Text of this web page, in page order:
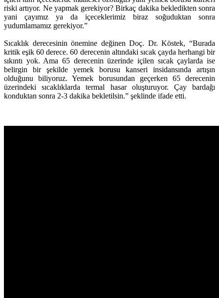
riski artıyor. Ne yapmak gerekiyor? Birkaç dakika bekledikten sonra
yani çayımız ya da içeceklerimiz biraz soğuduktan sonra
yudumlamamız gerekiyor.”
Sıcaklık derecesinin önemine değinen Doç. Dr. Köstek, “Burada
kritik eşik 60 derece. 60 derecenin altındaki sıcak çayda herhangi bir
sıkıntı yok. Ama 65 derecenin üzerinde içilen sıcak çaylarda ise
belirgin bir şekilde yemek borusu kanseri insidansında artışın
olduğunu biliyoruz. Yemek borusundan geçerken 65 derecenin
üzerindeki sıcaklıklarda termal hasar oluşturuyor. Çay bardağı
konduktan sonra 2-3 dakika bekletilsin.” şeklinde ifade etti.